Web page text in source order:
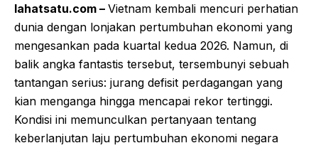
lahatsatu.com – Vietnam kembali mencuri perhatian
dunia dengan lonjakan pertumbuhan ekonomi yang
mengesankan pada kuartal kedua 2026. Namun, di
balik angka fantastis tersebut, tersembunyi sebuah
tantangan serius: jurang defisit perdagangan yang
kian menganga hingga mencapai rekor tertinggi.
Kondisi ini memunculkan pertanyaan tentang
keberlanjutan laju pertumbuhan ekonomi negara